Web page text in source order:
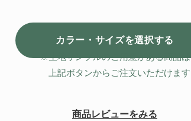
カラー・サイズを選択する
※生地サンプルのご用意がある商品は
上記ボタンからご注文いただけます
商品レビューをみる